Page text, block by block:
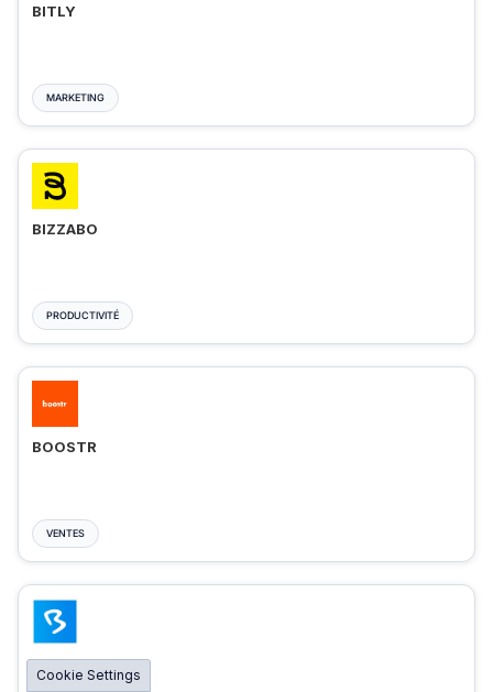
BITLY
MARKETING
BIZZABO
PRODUCTIVITÉ
BOOSTR
VENTES
BIGMARKER
Cookie Settings